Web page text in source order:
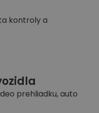
kontroly a
prehliadku, auto